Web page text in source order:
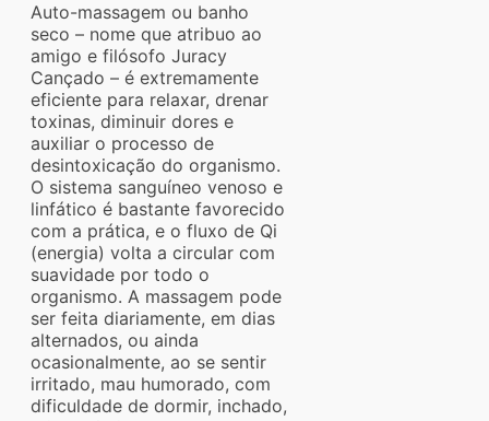
Auto-massagem ou banho
seco – nome que atribuo ao
amigo e filósofo Juracy
Cançado – é extremamente
eficiente para relaxar, drenar
toxinas, diminuir dores e
auxiliar o processo de
desintoxicação do organismo.
O sistema sanguíneo venoso e
linfático é bastante favorecido
com a prática, e o fluxo de Qi
(energia) volta a circular com
suavidade por todo o
organismo. A massagem pode
ser feita diariamente, em dias
alternados, ou ainda
ocasionalmente, ao se sentir
irritado, mau humorado, com
dificuldade de dormir, inchado,